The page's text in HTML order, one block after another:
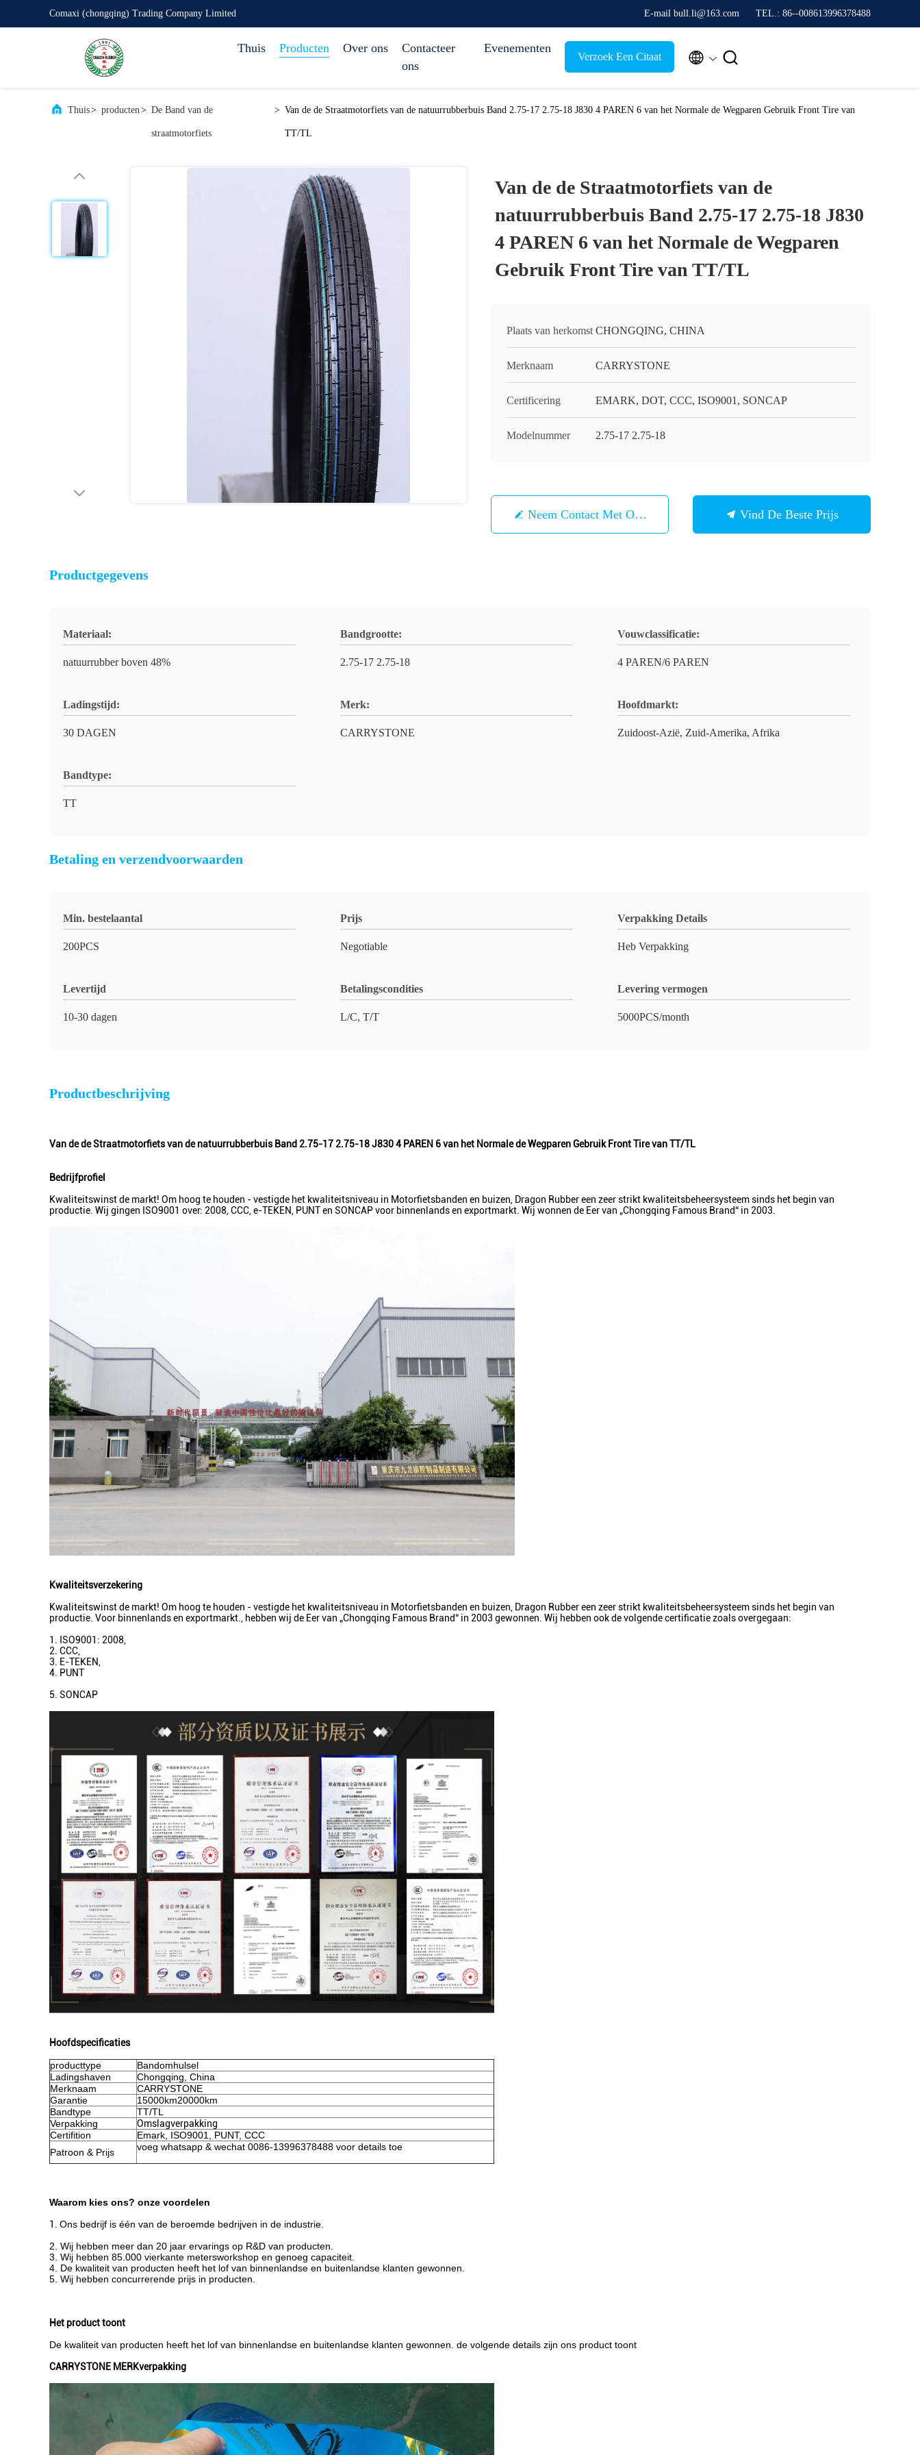
Laat een bericht achter
We bellen je snel terug!
Comaxi (chongqing) Trading Company Limited E-mail bull.li@163.com TEL.: 86--008613996378488
Thuis Producten Over ons
Contacteer
ons
Evenementen
Verzoek Een Citaat  
Thuis> producten> De Band van de
straatmotorfiets
> Van de de Straatmotorfiets van de natuurrubberbuis Band 2.75-17 2.75-18 J830 4 PAREN 6 van het Normale de Wegparen Gebruik Front Tire van
TT/TL
Van de de Straatmotorfiets van de
natuurrubberbuis Band 2.75-17 2.75-18 J830
4 PAREN 6 van het Normale de Wegparen
Gebruik Front Tire van TT/TL
Plaats van herkomst CHONGQING, CHINA
Merknaam CARRYSTONE
Certificering EMARK, DOT, CCC, ISO9001, SONCAP
Modelnummer 2.75-17 2.75-18
Neem Contact Met Ons Op Vind De Beste Prijs
Productgegevens
Materiaal:
natuurrubber boven 48%
Bandgrootte:
2.75-17 2.75-18
Vouwclassificatie:
4 PAREN/6 PAREN
Ladingstijd:
30 DAGEN
Merk:
CARRYSTONE
Hoofdmarkt:
Zuidoost-Azië, Zuid-Amerika, Afrika
Bandtype:
TT
Betaling en verzendvoorwaarden
Min. bestelaantal
200PCS
Prijs
Negotiable
Verpakking Details
Heb Verpakking
Levertijd
10-30 dagen
Betalingscondities
L/C, T/T
Levering vermogen
5000PCS/month
Productbeschrijving
Van de de Straatmotorfiets van de natuurrubberbuis Band 2.75-17 2.75-18 J830 4 PAREN 6 van het Normale de Wegparen Gebruik Front Tire van TT/TL
Bedrijfprofiel
Kwaliteitswinst de markt! Om hoog te houden - vestigde het kwaliteitsniveau in Motorfietsbanden en buizen, Dragon Rubber een zeer strikt kwaliteitsbeheersysteem sinds het begin van
productie. Wij gingen ISO9001 over: 2008, CCC, e-TEKEN, PUNT en SONCAP voor binnenlands en exportmarkt. Wij wonnen de Eer van „Chongqing Famous Brand“ in 2003.
Kwaliteitsverzekering
Kwaliteitswinst de markt! Om hoog te houden - vestigde het kwaliteitsniveau in Motorfietsbanden en buizen, Dragon Rubber een zeer strikt kwaliteitsbeheersysteem sinds het begin van
productie. Voor binnenlands en exportmarkt., hebben wij de Eer van „Chongqing Famous Brand“ in 2003 gewonnen. Wij hebben ook de volgende certificatie zoals overgegaan:
1. ISO9001: 2008,
2. CCC,
3. E-TEKEN,
4. PUNT
5. SONCAP
Hoofdspecificaties
producttype
Bandomhulsel
Ladingshaven
Chongqing, China
Merknaam
CARRYSTONE
Garantie
15000km20000km
Bandtype
TT/TL
Verpakking
Omslagverpakking
Certifition
Emark, ISO9001, PUNT, CCC
Patroon & Prijs
voeg whatsapp & wechat 0086-13996378488 voor details toe
Waarom kies ons? onze voordelen
1. Ons bedrijf is één van de beroemde bedrijven in de industrie.
2. Wij hebben meer dan 20 jaar ervarings op R&D van producten.
3. Wij hebben 85.000 vierkante metersworkshop en genoeg capaciteit.
4. De kwaliteit van producten heeft het lof van binnenlandse en buitenlandse klanten gewonnen.
5. Wij hebben concurrerende prijs in producten.
Het product toont
De kwaliteit van producten heeft het lof van binnenlandse en buitenlandse klanten gewonnen. de volgende details zijn ons product toont
CARRYSTONE MERKverpakking